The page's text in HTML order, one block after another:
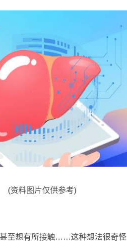
(资料图片仅供参考)
至想有所接触……这种想法很奇怪